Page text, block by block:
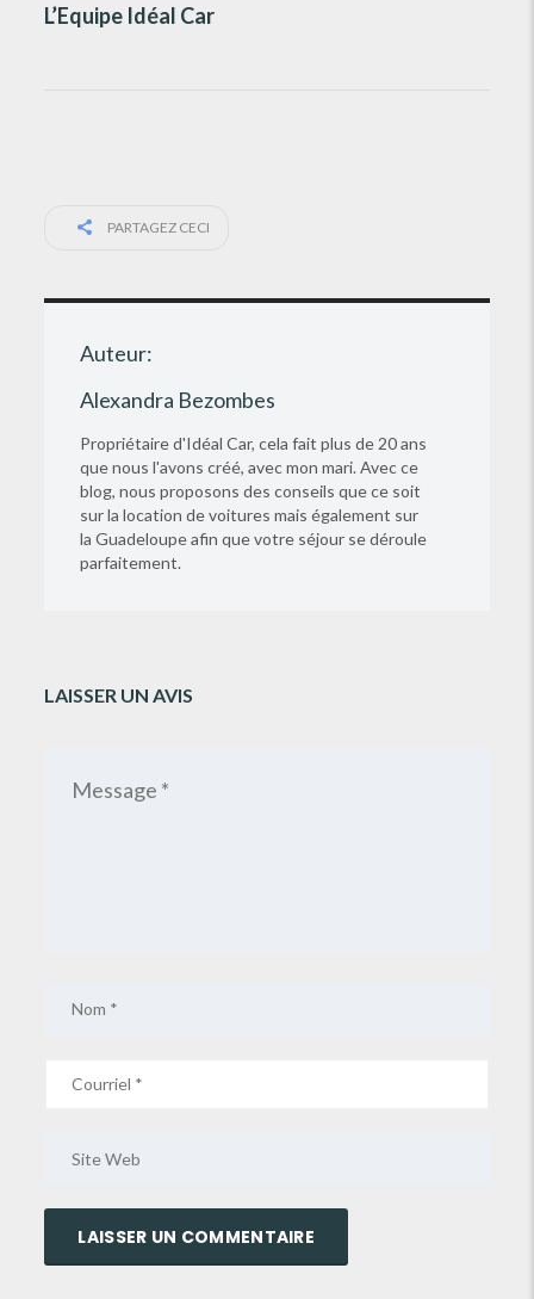
L’Equipe Idéal Car
PARTAGEZ CECI
Auteur:
Alexandra Bezombes
Propriétaire d'Idéal Car, cela fait plus de 20 ans
que nous l'avons créé, avec mon mari. Avec ce
blog, nous proposons des conseils que ce soit
sur la location de voitures mais également sur
la Guadeloupe afin que votre séjour se déroule
parfaitement.
LAISSER UN AVIS